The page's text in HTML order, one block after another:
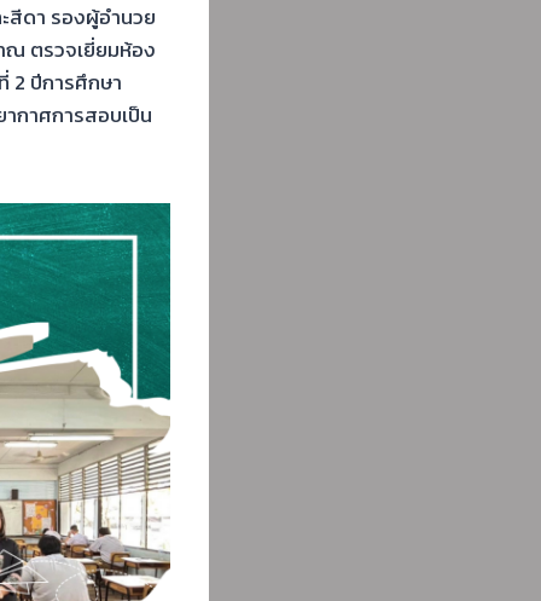
สีดา รองผู้อำนวย
ณ ตรวจเยี่ยมห้อง
2 ปีการศึกษา
กาศการสอบเป็น